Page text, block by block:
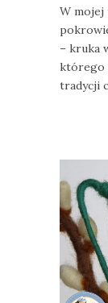
W mojej
– kruka
którego
tradycji